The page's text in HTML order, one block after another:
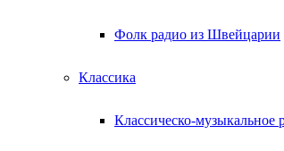
Фолк радио из Швейцарии
Классика
Классическо-музыкальное